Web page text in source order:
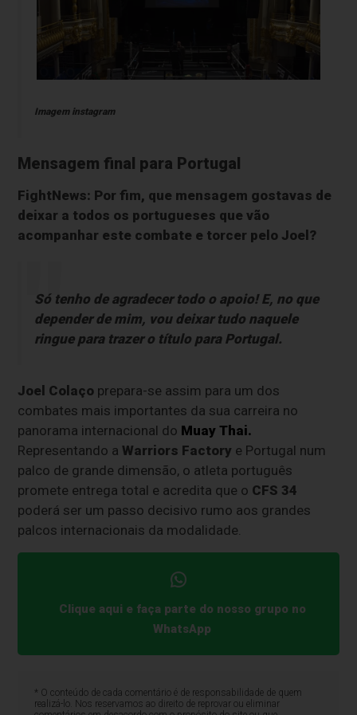
Imagem instagram
Mensagem final para Portugal
FightNews: Por fim, que mensagem gostavas de
deixar a todos os portugueses que vão
acompanhar este combate e torcer pelo Joel?
Só tenho de agradecer todo o apoio! E, no que
depender de mim, vou deixar tudo naquele
ringue para trazer o título para Portugal.
Joel Colaço prepara-se assim para um dos
combates mais importantes da sua carreira no
panorama internacional do Muay Thai.
Representando aWarriors Factory e Portugal num
palco de grande dimensão, o atleta português
promete entrega total e acredita que o CFS 34
poderá ser um passo decisivo rumo aos grandes
palcos internacionais da modalidade.
Clique aqui e faça parte do nosso grupo no
WhatsApp
* O conteúdo de cada comentário é de responsabilidade de quem
realizá-lo. Nos reservamos ao direito de reprovar ou eliminar